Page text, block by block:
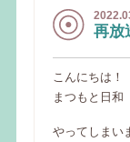
再放
こんにちは！
まつもと日
やってしまい